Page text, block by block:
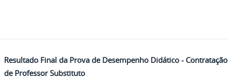
Resultado Final da Prova de Desempenho Didático - Contratação
de Professor Substituto